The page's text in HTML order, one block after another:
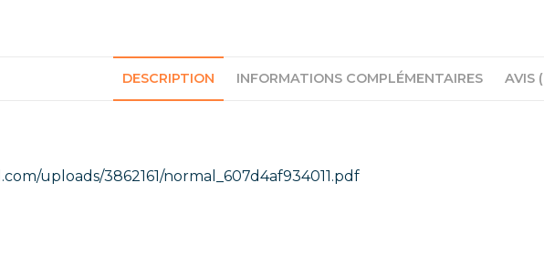
DESCRIPTION INFORMATIONS COMPLÉMENTAIRES AVIS
uploads/3862161/normal_607d4af934011.pdf